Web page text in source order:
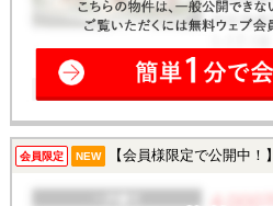
会員限定 NEW 【会員様限定で公開中！】